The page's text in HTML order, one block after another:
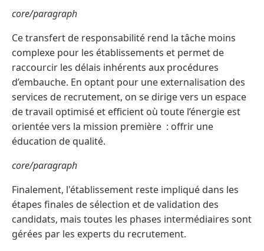
core/paragraph
Ce transfert de responsabilité rend la tâche moins
complexe pour les établissements et permet de
raccourcir les délais inhérents aux procédures
d’embauche. En optant pour une externalisation des
services de recrutement, on se dirige vers un espace
de travail optimisé et efficient où toute l’énergie est
orientée vers la mission première : offrir une
éducation de qualité.
core/paragraph
Finalement, l'établissement reste impliqué dans les
étapes finales de sélection et de validation des
candidats, mais toutes les phases intermédiaires sont
gérées par les experts du recrutement.